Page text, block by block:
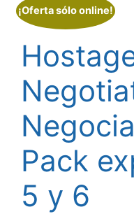
¡Oferta sólo online!
Pack
5 y 6